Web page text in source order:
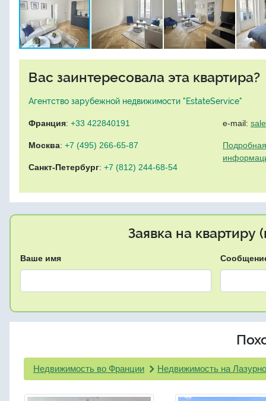
Вас заинтересовала эта квартира?
Агентство зарубежной недвижимости "EstateService"
Франция: +33 422840191
Москва: +7 (495) 266-65-87
Санкт-Петербург: +7 (812) 244-68-54
e-mail:
Заявка на квартиру
Ваше имя
Недвижимость во Франции Недвижимость на